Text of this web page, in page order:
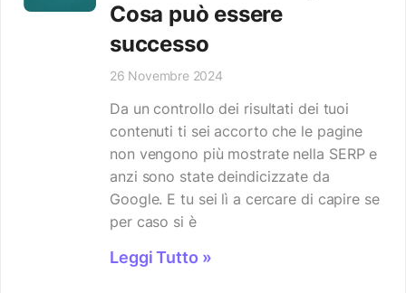
Cosa può essere
successo
26 Novembre 2024
Da un controllo dei risultati dei tuoi
contenuti ti sei accorto che le pagine
non vengono più mostrate nella SERP e
anzi sono state deindicizzate da
Google. E tu sei lì a cercare di capire se
per caso si è
Leggi Tutto »